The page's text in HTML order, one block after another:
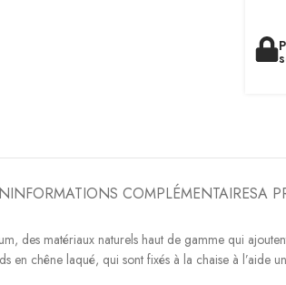
INFORMATIONS COMPLÉMENTAIRESA
des matériaux naturels haut de gamme qui
en chêne laqué, qui sont fixés à la chaise à l’aide